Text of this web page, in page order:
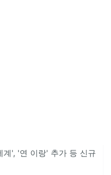
', '연 이랑' 추가 등 신규